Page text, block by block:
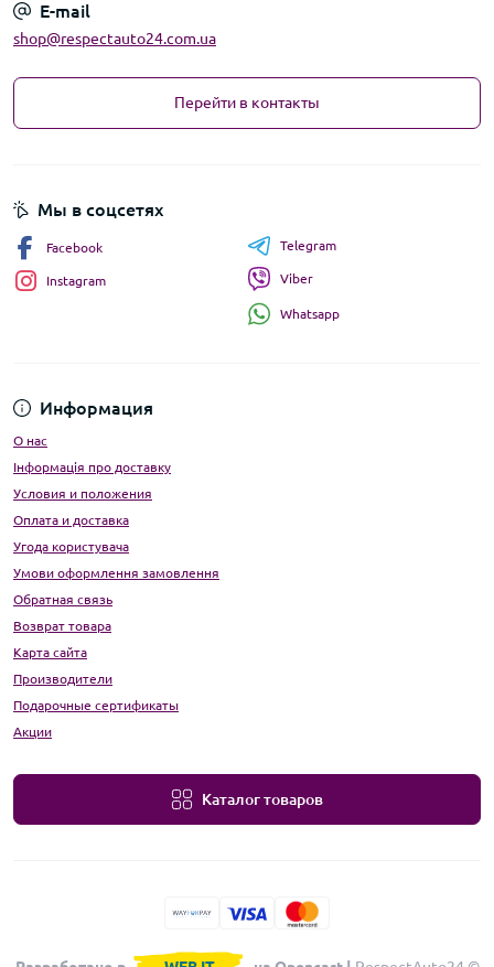
E-mail
shop@respectauto24.com.ua
Перейти в контакты
Информация
О нас
Інформація про доставку
Условия и положения
Оплата и доставка
Угода користувача
Умови оформлення замовлення
Обратная связь
Возврат товара
Карта сайта
Производители
Подарочные сертификаты
Акции
Каталог товаров
Мы в соцсетях
Facebook
Instagram
Telegram
Viber
Whatsapp